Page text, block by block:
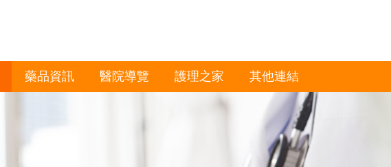
藥品資訊 醫院導覽 護理之家 其他連結